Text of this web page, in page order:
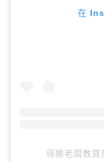
在
得勝老闆教